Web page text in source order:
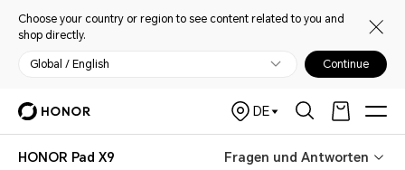
Choose your country or region to see content related to you and
shop directly.
Global / English Continue
DE
HONOR Pad X9 Fragen und Antworten